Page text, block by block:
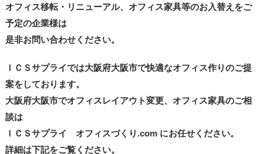
オフィス移転・リニューアル、オフィス家具等のお入替えをご
予定の企業様は
是非お問い合わせください。
ＩＣＳサプライでは大阪府大阪市で快適なオフィス作りのご提
案をしております。
大阪府大阪市でオフィスレイアウト変更、オフィス家具のご相
談は
ＩＣＳサプライ オフィスづくり.com にお任せください。
詳細は下記をご覧ください。